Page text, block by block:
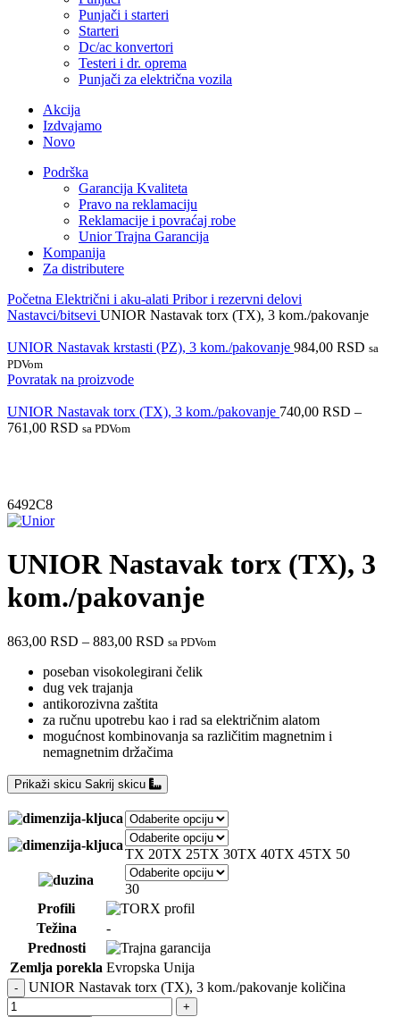
Punjači i starteri
Starteri
Dc/ac konvertori
Testeri i dr. oprema
Punjači za električna vozila
Akcija
Izdvajamo
Novo
Podrška
Garancija Kvaliteta
Pravo na reklamaciju
Reklamacije i povraćaj robe
Unior Trajna Garancija
Kompanija
Za distributere
Početna Električni i aku-alati Pribor i rezervni delovi
Nastavci/bitsevi UNIOR Nastavak torx (TX), 3 kom./pakovanje
UNIOR Nastavak krstasti (PZ), 3 kom./pakovanje 984,00 RSD sa
PDVom
Povratak na proizvode
UNIOR Nastavak torx (TX), 3 kom./pakovanje 740,00 RSD –
761,00 RSD sa PDVom
6492C8
UNIOR Nastavak torx (TX), 3
kom./pakovanje
863,00 RSD – 883,00 RSD sa PDVom
poseban visokolegirani čelik
dug vek trajanja
antikorozivna zaštita
za ručnu upotrebu kao i rad sa električnim alatom
mogućnost kombinovanja sa različitim magnetnim i
nemagnetnim držačima
Prikaži skicu Sakrij skicu
TX 20TX 25TX 30TX 40TX 45TX 50
30
Profili
Težina
-
Prednosti
Zemlja porekla Evropska Unija
UNIOR Nastavak torx (TX), 3 kom./pakovanje količina